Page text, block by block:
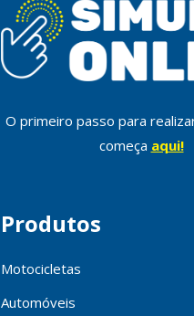
O primeiro passo para
começa aqui!
Produtos
Motocicletas
Automóveis